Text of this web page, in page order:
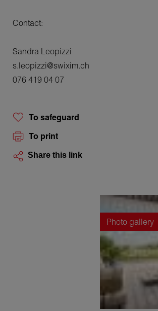
Contact:
Sandra Leopizzi
s.leopizzi@swixim.ch
076 419 04 07
To safeguard
To print
Share this link
Photo gallery